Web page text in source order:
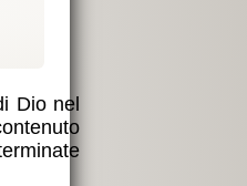
Dio nel